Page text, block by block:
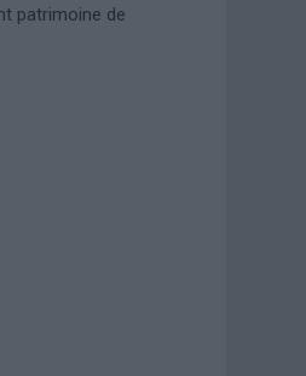
patrimoine de